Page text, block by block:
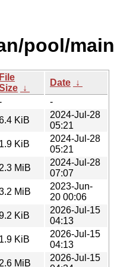
pool/
File
↓
Date ↓
-
KiB
2024-Jul-28
05:21
1.9 KiB
2024-Jul-28
05:21
2.3 MiB
2024-Jul-28
07:07
MiB
2023-Jun-
20 00:06
KiB
2026-Jul-15
04:13
1.9 KiB
2026-Jul-15
04:13
2.6 MiB
2026-Jul-15